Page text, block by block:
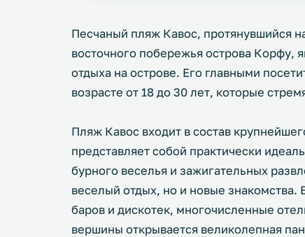
Песчаный пляж Кавос, протянувшийся
восточного побережья острова Корфу,
отдыха на острове. Его главными
возрасте от 18 до 30 лет, которые
Пляж Кавос входит в состав
представляет собой практически
бурного веселья и зажигательных
веселый отдых, но и новые
баров и дискотек, многочисленные
вершины открывается великолепная